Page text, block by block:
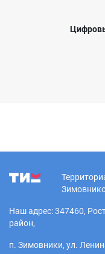
Наш адрес: 347460,
район,
п. Зимовники, ул.